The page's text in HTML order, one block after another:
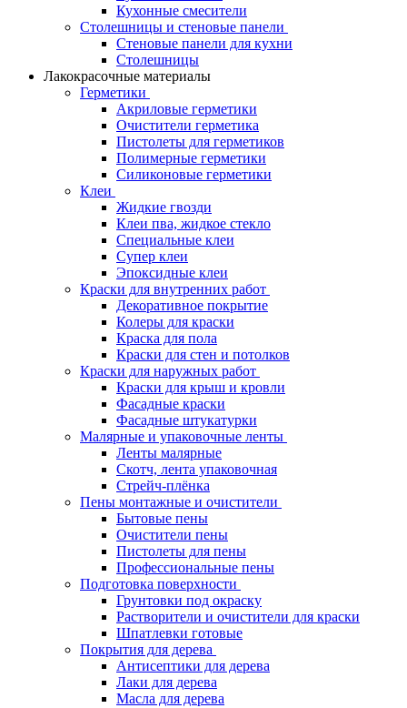
Кухонные смесители
Столешницы и стеновые панели
Стеновые панели для кухни
Столешницы
Лакокрасочные материалы
Герметики
Акриловые герметики
Очистители герметика
Пистолеты для герметиков
Полимерные герметики
Силиконовые герметики
Клеи
Жидкие гвозди
Клеи пва, жидкое стекло
Специальные клеи
Супер клеи
Эпоксидные клеи
Краски для внутренних работ
Декоративное покрытие
Колеры для краски
Краска для пола
Краски для стен и потолков
Краски для наружных работ
Краски для крыш и кровли
Фасадные краски
Фасадные штукатурки
Малярные и упаковочные ленты
Ленты малярные
Скотч, лента упаковочная
Стрейч-плёнка
Пены монтажные и очистители
Бытовые пены
Очистители пены
Пистолеты для пены
Профессиональные пены
Подготовка поверхности
Грунтовки под окраску
Растворители и очистители для краски
Шпатлевки готовые
Покрытия для дерева
Антисептики для дерева
Лаки для дерева
Масла для дерева